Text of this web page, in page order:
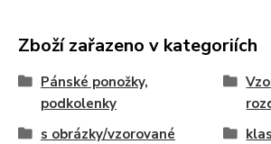
Zboží zařazeno v kategoriích
Pánské ponožky,
podkolenky
s obrázky/vzorované